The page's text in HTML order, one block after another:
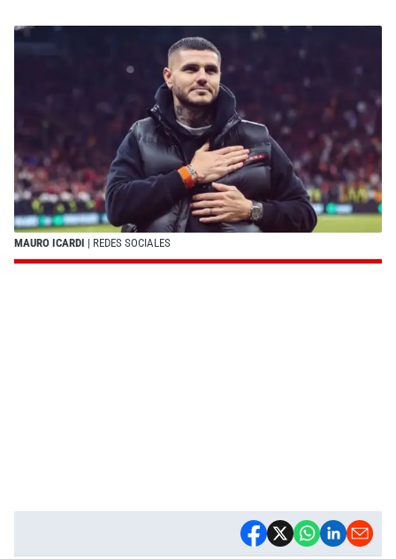
MAURO ICARDI | REDES SOCIALES